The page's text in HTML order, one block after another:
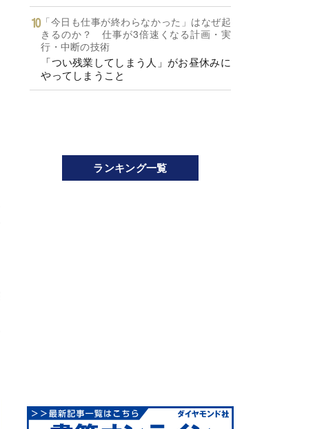
「今日も仕事が終わらなかった」はなぜ起
きるのか？ 仕事が3倍速くなる計画・実
行・中断の技術
「つい残業してしまう人」がお昼休みに
やってしまうこと
ランキング一覧